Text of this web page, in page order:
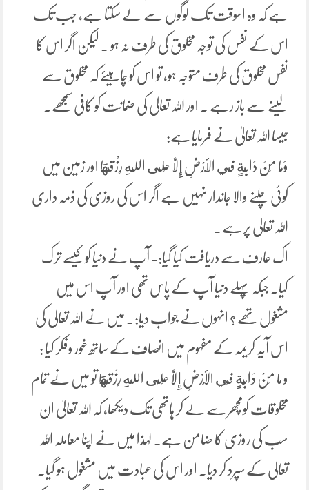
ہے کہ وہ اسوقت تک لوگوں سے لے سکتا ہے، جب تک
اس کے نفس کی توجہ مخلوق کی طرف نہ ہو ۔ لیکن اگر اس کا
نفس مخلوق کی طرف متوجہ ہو، تو اس کو چاہیئے کہ مخلوق سے
لینے سے باز رہے ۔ اور اللہ تعالی کی ضمانت کو کافی سمجھے۔
جیسا اللہ تعالیٰ نے فرمایا ہے:-
وَمَا مِنْ دَابَّةٍ فِي الْأَرْضِ إِلَّا عَلَى اللَّهِ رِزْقُهَا اور زمین میں
کوئی چلنے والا جاندار نہیں ہے اگر اس کی روزی کی ذمہ داری
اللہ تعالی پر ہے۔
اک عارف سے دریافت کیا گیا:- آپ نے دنیا کو کیسے ترک
کیا۔ جبکہ پہلے دنیا آپ کے پاس تھی اور آپ اس میں
مشغول تھے ؟ انہوں نے جواب دیا:۔ میں نے اللہ تعالی کی
اس آیہ کریمہ کے مفہوم میں انصاف کے ساتھ غور وفکر کیا :-
و ما مِنْ دَابَّةٍ فِي الْأَرْضِ إِلَّا عَلَى اللهِ رِزْقُهَا تو میں نے تمام
مخلوقات کومچھر سے لے کر ہاتھی تک دیکھا، کہ اللہ تعالیٰ ان
سب کی روزی کا ضامن ہے۔ لہذا میں نے اپنا معاملہ اللہ
تعالی کے سپرد کر دیا۔ اور اس کی عبادت میں مشغول ہو گیا۔